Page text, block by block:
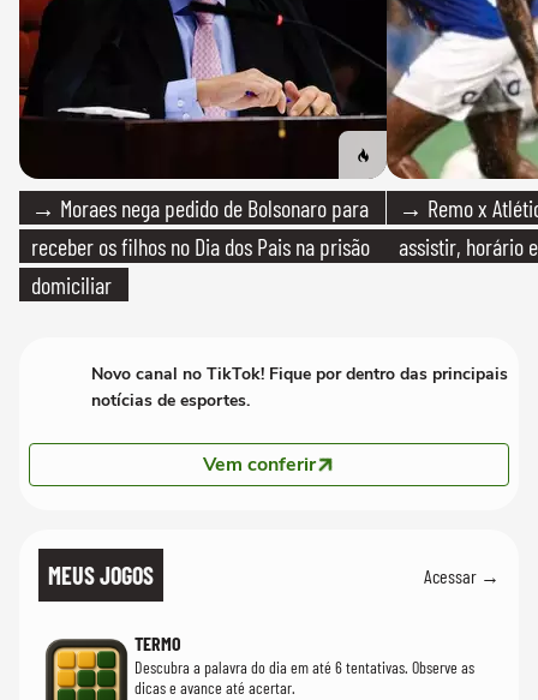
→ Moraes nega pedido de Bolsonaro para
receber os filhos no Dia dos Pais na prisão
domiciliar
→ Remo x
assistir, horário
Novo canal no TikTok! Fique por dentro das principais
notícias de esportes.
Vem conferir
MEUS JOGOS Acessar →
TERMO
Descubra a palavra do dia em até 6 tentativas. Observe as
dicas e avance até acertar.